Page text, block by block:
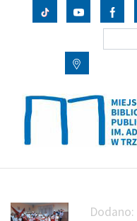
Dodano: